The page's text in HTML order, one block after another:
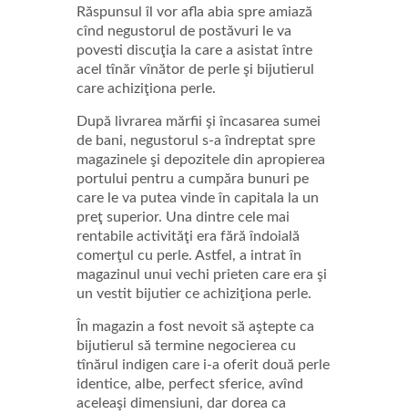
Răspunsul îl vor afla abia spre amiază
cînd negustorul de postăvuri le va
povesti discuţia la care a asistat între
acel tînăr vînător de perle şi bijutierul
care achiziţiona perle.
După livrarea mărfii şi încasarea sumei
de bani, negustorul s-a îndreptat spre
magazinele şi depozitele din apropierea
portului pentru a cumpăra bunuri pe
care le va putea vinde în capitala la un
preţ superior. Una dintre cele mai
rentabile activităţi era fără îndoială
comerţul cu perle. Astfel, a intrat în
magazinul unui vechi prieten care era şi
un vestit bijutier ce achiziţiona perle.
În magazin a fost nevoit să aştepte ca
bijutierul să termine negocierea cu
tînărul indigen care i-a oferit două perle
identice, albe, perfect sferice, avînd
aceleaşi dimensiuni, dar dorea ca